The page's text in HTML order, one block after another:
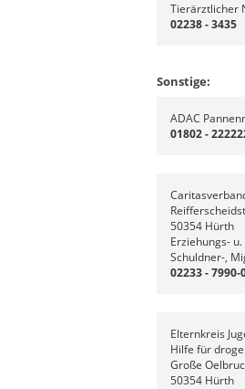
Tierärztlicher
02238 - 3435
Sonstige:
ADAC
01802 -
50354 Hürth
Erziehungs-
Schuldner-,
02233 - 7990-
Elternkreis
Hilfe für
Große
50354 Hürth